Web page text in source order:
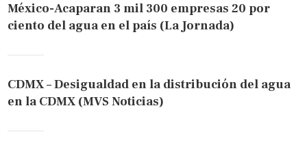
México-Acaparan 3 mil 300 empresas 20 por
ciento del agua en el país (La Jornada)
CDMX – Desigualdad en la distribución del agua
en la CDMX (MVS Noticias)